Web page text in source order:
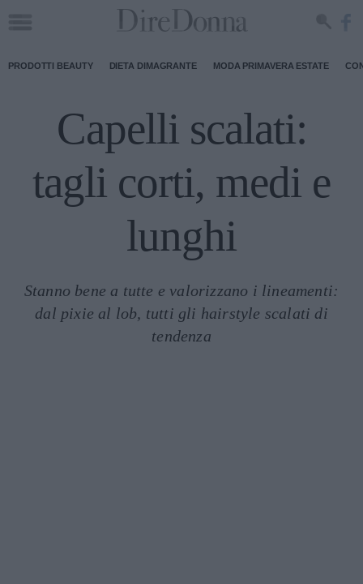
PRODOTTI BEAUTY DIETA DIMAGRANTE MODA PRIMAVERA ESTATE
Capelli scalati:
tagli corti, medi e
lunghi
Stanno bene a tutte e valorizzano i lineamenti:
dal pixie al lob, tutti gli hairstyle scalati di
tendenza